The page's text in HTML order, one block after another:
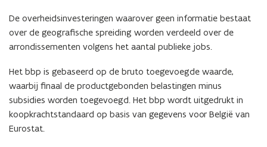
t
a
n
De overheidsinvesteringen waarover geen informatie bestaat
over de geografische spreiding worden verdeeld over de
arrondissementen volgens het aantal publieke jobs.
Het bbp is gebaseerd op de bruto toegevoegde waarde,
waarbij finaal de productgebonden belastingen minus
subsidies worden toegevoegd. Het bbp wordt uitgedrukt in
koopkrachtstandaard op basis van gegevens voor België van
Eurostat.